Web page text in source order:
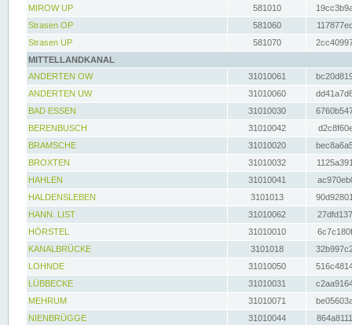
MIROW UP
581010
Strasen OP
581060
Strasen UP
581070
MITTELLANDKANAL
ANDERTEN OW
31010061
ANDERTEN UW
31010060
BAD ESSEN
31010030
BERENBUSCH
31010042
BRAMSCHE
31010020
BROXTEN
31010032
HAHLEN
31010041
HALDENSLEBEN
3101013
HANN. LIST
31010062
HÖRSTEL
31010010
KANALBRÜCKE
3101018
LOHNDE
31010050
LÜBBECKE
31010031
MEHRUM
31010071
NIENBRÜGGE
31010044